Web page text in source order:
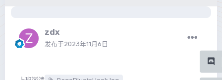
zdx
发布于2023年11月6日